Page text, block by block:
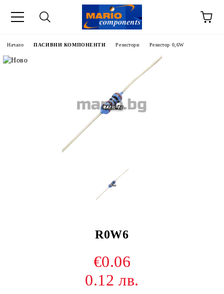
Начало ПАСИВНИ КОМПОНЕНТИ Резистори Резистор 0,6W
R0W6
€0.06
0.12 лв.